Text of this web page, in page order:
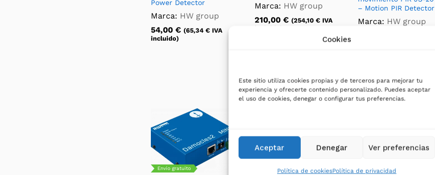
Cookies
Este sitio utiliza cookies propias y de terceros para mejorar tu
experiencia y ofrecerte contenido personalizado. Puedes aceptar
el uso de cookies, denegar o configurar tus preferencias.
Aceptar Denegar Ver preferencias
Política de cookiesPolítica de privacidad
Power Detector
Marca: HW group
54,00 € (65,34 €IVA
incluido)
Marca: HW group
210,00 € (254,10 €IVA
incluido)
– Motion PIR Detector
Marca: HW group
Envío gratuito Envío gratuito